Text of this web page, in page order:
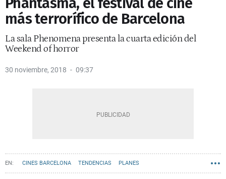
más terrorífico de Barcelona
La sala Phenomena presenta la cuarta edición del
Weekend of horror
30 noviembre, 2018 09:37
CINES BARCELONA TENDENCIAS PLANES